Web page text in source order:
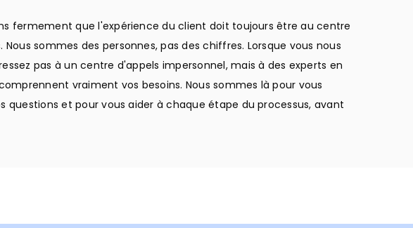
fermement que l'expérience du client doit toujours être au centre
sommes des personnes, pas des chiffres. Lorsque vous nous
pas à un centre d'appels impersonnel, mais à des experts en
vraiment vos besoins. Nous sommes là pour vous
questions et pour vous aider à chaque étape du processus, avant